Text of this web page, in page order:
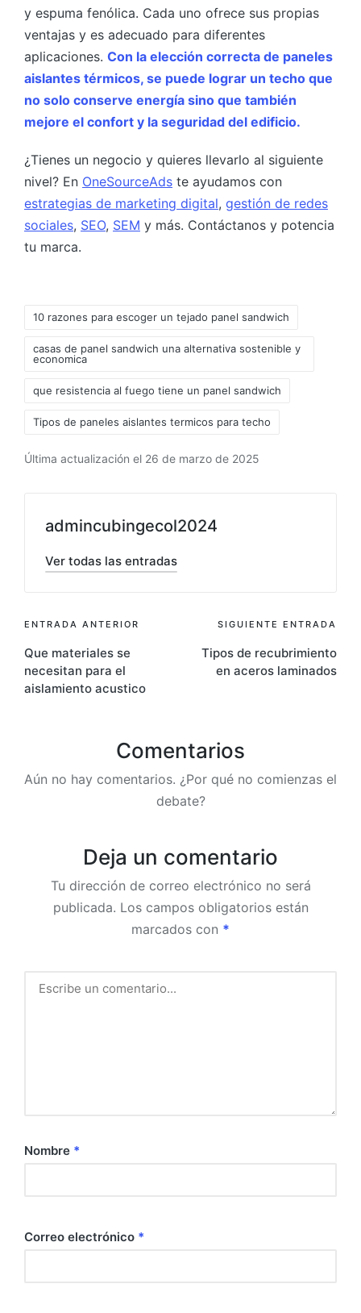
y espuma fenólica. Cada uno ofrece sus propias
ventajas y es adecuado para diferentes
aplicaciones. Con la elección correcta de paneles
aislantes térmicos, se puede lograr un techo que
no solo conserve energía sino que también
mejore el confort y la seguridad del edificio.
¿Tienes un negocio y quieres llevarlo al siguiente
nivel? En OneSourceAds te ayudamos con
estrategias de marketing digital, gestión de redes
sociales, SEO, SEM y más. Contáctanos y potencia
tu marca.
10 razones para escoger un tejado panel sandwich
casas de panel sandwich una alternativa sostenible y
economica
que resistencia al fuego tiene un panel sandwich
Tipos de paneles aislantes termicos para techo
Última actualización el 26 de marzo de 2025
admincubingecol2024
Ver todas las entradas
ENTRADA ANTERIOR
Que materiales se
necesitan para el
aislamiento acustico
SIGUIENTE ENTRADA
Tipos de recubrimiento
en aceros laminados
Comentarios
Aún no hay comentarios. ¿Por qué no comienzas el
debate?
Deja un comentario
Tu dirección de correo electrónico no será
publicada. Los campos obligatorios están
marcados con *
Nombre *
Correo electrónico *